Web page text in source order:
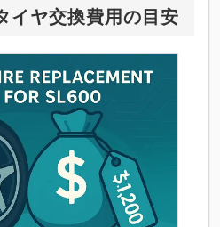
イヤ交換費用の目安